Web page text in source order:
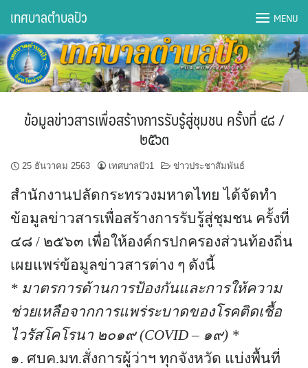
content
DWQA Ask Question
DWQA Questions
กองการศึกษา
กองคลัง
กองช่าง
กองยุทธศาสตร์และงบประมาณ
กองสาธารณสุขฯ
การเปิดเผยข้อมูลข่าวสารปี 2566 integrity transparency
assessment ITA2023
ข้อกำหนดการใช้งาน
เทศบาลตำบลปัว MENU
ข้อมูลข่าวสารเพื่อสร้างการรับรู้สู่ชุมชน ครั้งที่ ๔๘ /
๒๕๖๓
25 ธันวาคม 2563 เทศบาลปัว1 ข่าวประชาสัมพันธ์
สำนักงานปลัดกระทรวงมหาดไทย ได้จัดทำ
ข้อมูลข่าวสารเพื่อสร้างการรับรู้สู่ชุมชน ครั้งที่
๔๘ / ๒๕๖๓ เพื่อให้องค์กรปกครองส่วนท้องถิ่น
เผยแพร่ข้อมูลข่าวสารต่าง ๆ ดังนี้
* มาตรการด้านการป้องกันและการให้ความ
ช่วยเหลือจากการแพร่ระบาดของโรคติดเชื้อ
ไวรัสโคโรนา ๒๐๑๙ (COVID – ๑๙) *
๑. ศบค.มท.สั่งการผู้ว่าฯ ทุกจังหวัด แบ่งพื้นที่